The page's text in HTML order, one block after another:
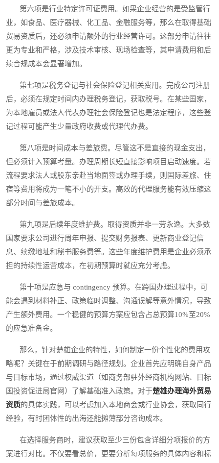
第六项是行业特定许可证费用。如果企业经营的是受监管行
业，如食品、医疗器械、化工品、金融服务等，那么在取得基础
贸易资质后，还必须申请额外的行业经营许可。这部分申请往往
更为专业和严格，涉及技术审核、现场检查等，其申请费用和后
续合规成本会显著增加。
第七项是税务登记与社会保险登记相关费用。完成公司注册
后，必须在规定时间内办理税务登记，获取税号。在某些国家，
为本地雇员或法人代表办理社会保险登记也是法定程序，这些登
记过程可能产生少量政府收费或代理代办费。
第八项是时间成本与差旅费。尽管这不是直接的现金支出，
但必须计入预算考量。办理周期长短直接影响项目启动速度。若
流程要求法人或股东亲赴当地面签或办理手续，则国际差旅、住
宿等费用将成为一笔不小的开支。高效的代理服务能有效压缩这
部分时间与差旅成本。
第九项是后续年度维护费。取得资质并非一劳永逸。大多数
国家要求公司进行周年申报、提交财务报表、更新商业登记信
息、续缴地址和秘书服务费等。这些年度维护费用是企业必须承
担的持续性运营成本，在初期预算时就应充分考虑。
第十项是应急与 contingency 预算。在跨国办理过程中，可
能会遇到材料补正、政策临时调整、沟通误解等意外情况，导致
产生额外费用。一个稳健的预算方案应包含占总预算10%至20%
的应急准备金。
那么，针对楚雄企业的特性，如何制定一份个性化的费用攻
略呢？关键在于前期调研与路径规划。企业首先应明确自身产品
与目标市场，通过权威渠道（如商务部驻外经商机构网站、目标
国投资促进局官网）了解基础准入政策。对于楚雄办理海外贸易
资质的具体实践，可以考虑加入本地商会或行业协会，获取同行
经验，有时团体性的出海还能摊薄部分咨询成本。
在选择服务商时，建议获取至少三份包含详细分项报价的方
案进行对比。不仅要看总价，更要分析每项服务的具体内容和标